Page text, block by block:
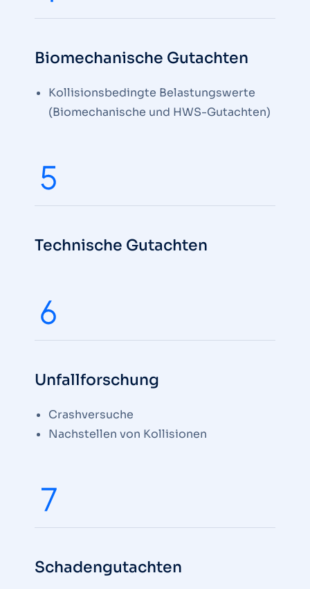
Biomechanische Gutachten
Kollisionsbedingte Belastungswerte
(Biomechanische und HWS-Gutachten)
Technische Gutachten
Unfallforschung
Crashversuche
Nachstellen von Kollisionen
Schadengutachten